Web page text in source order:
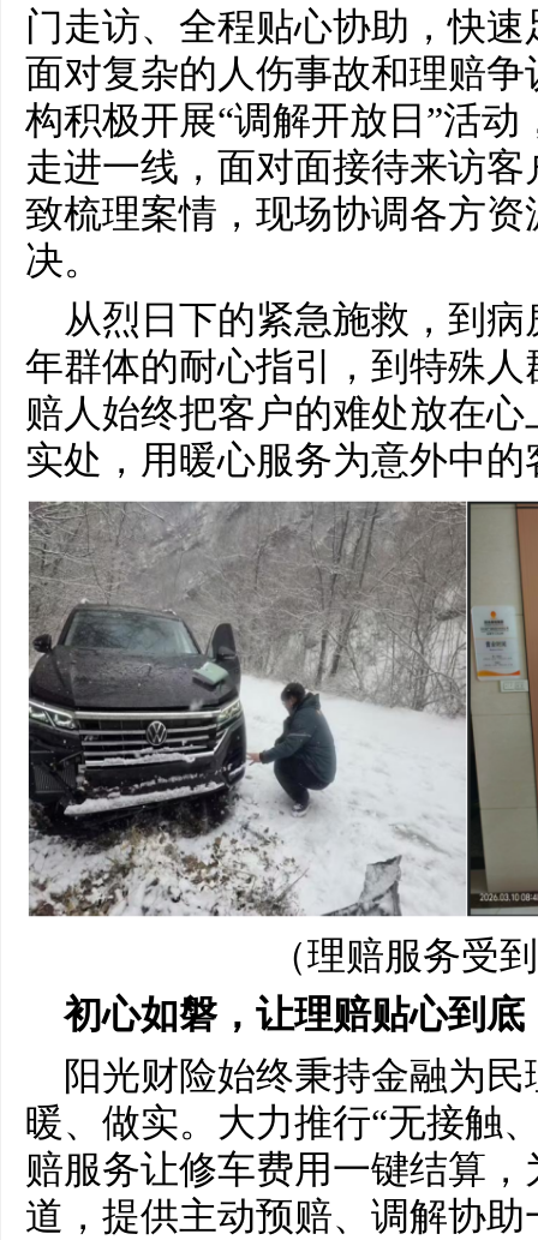
门走访、全程贴心协助，快
面对复杂的人伤事故和理赔
构积极开展“调解开放日”活
走进一线，面对面接待来访
致梳理案情，现场协调各方
决。
从烈日下的紧急施救，到
年群体的耐心指引，到特殊
赔人始终把客户的难处放在
实处，用暖心服务为意外中
（理赔服务受
初心如磐，让理赔贴心到底
阳光财险始终秉持金融为
暖、做实。大力推行“无接触
赔服务让修车费用一键结算
道，提供主动预赔、调解协